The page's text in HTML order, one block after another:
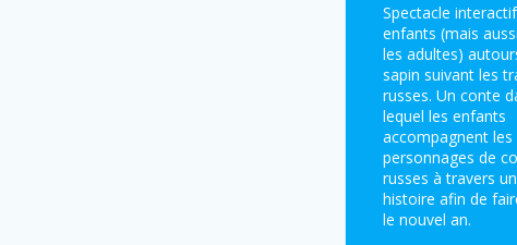
Spectacle
enfants (mais
les adultes)
sapin suivant les
russes. Un conte
lequel les enfants
accompagnent les
personnages de
russes à travers
histoire afin de
le nouvel an.